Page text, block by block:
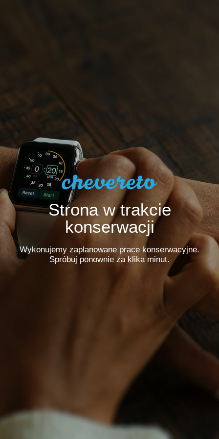
Strona w trakcie
konserwacji
Wykonujemy zaplanowane prace konserwacyjne.
Spróbuj ponownie za klika minut.